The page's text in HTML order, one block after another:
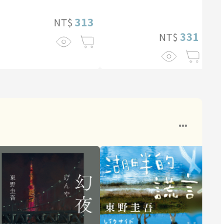
NT$ 313
NT$ 331